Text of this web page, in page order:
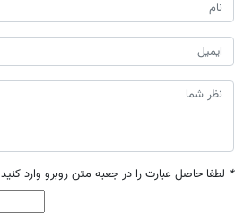
* لطفا حاصل عبارت را در جعبه متن روبرو وارد کنید